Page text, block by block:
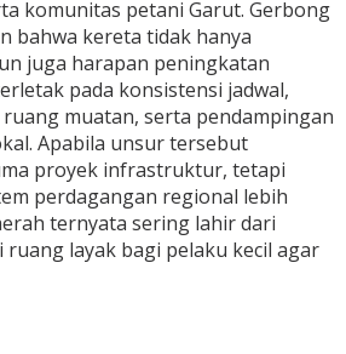
komunitas petani Garut. Gerbong
bahwa kereta tidak hanya
juga harapan peningkatan
pada konsistensi jadwal,
muatan, serta pendampingan
Apabila unsur tersebut
proyek infrastruktur, tetapi
perdagangan regional lebih
ternyata sering lahir dari
layak bagi pelaku kecil agar